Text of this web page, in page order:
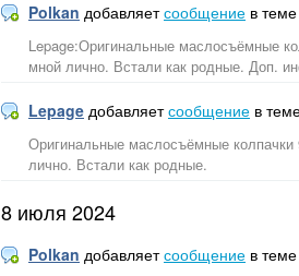
Polkan добавляетсообщение в теме
Lepage:Оригинальные маслосъёмные
мной лично. Встали как родные. Доп.
Lepage добавляетсообщение в
Оригинальные маслосъёмные
лично. Встали как родные.
8 июля 2024
Polkan добавляетсообщение в теме